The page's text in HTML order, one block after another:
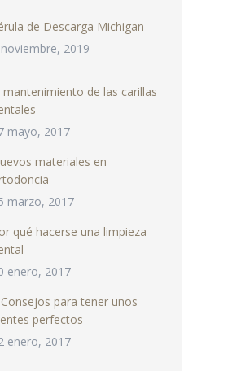
de Descarga Michigan
2019
mantenimiento de las carillas
mayo, 2017
materiales en
marzo, 2017
qué hacerse una limpieza
enero, 2017
para tener unos
perfectos
enero, 2017